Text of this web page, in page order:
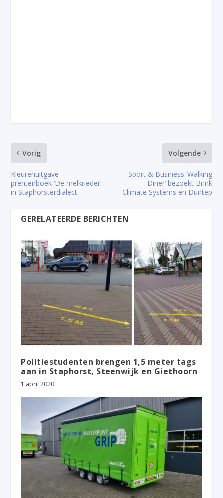
Vorig
Kleurenuitgave
prentenboek ‘De melkrieder’
in Staphorsterdialect
Volgende
Sport & Business ‘Walking
Diner’ bezoekt Brink
Climate Systems en Duntep
GERELATEERDE BERICHTEN
Politiestudenten brengen 1,5 meter tags
aan in Staphorst, Steenwijk en Giethoorn
1 april 2020